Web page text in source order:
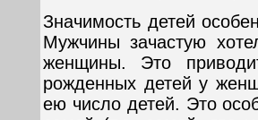
Значимость детей
Мужчины зачастую
женщины. Это
рожденных детей у
ею число детей. Это